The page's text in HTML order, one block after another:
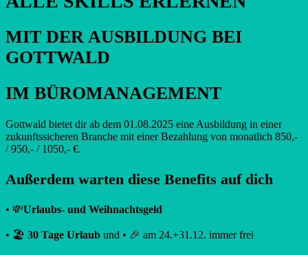
MIT DER AUSBILDUNG BEI
GOTTWALD
IM BÜROMANAGEMENT
Gottwald bietet dir ab dem 01.08.2025 eine Ausbildung in einer
zukunftssicheren Branche mit einer Bezahlung von monatlich 850,-
/ 950,- / 1050,- €.
Außerdem warten diese Benefits auf dich
• 💸Urlaubs- und Weihnachtsgeld
• 🏖 30 Tage Urlaub und • 🎉 am 24.+31.12. immer frei